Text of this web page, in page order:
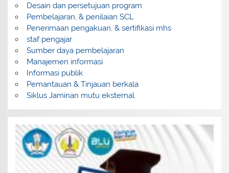
Desain dan persetujuan program
Pembelajaran, & penilaian SCL
Penerimaan pengakuan, & sertifikasi mhs
staf pengajar
Sumber daya pembelajaran
Manajemen informasi
Informasi publik
Pemantauan & Tinjauan berkala
Siklus Jaminan mutu eksternal